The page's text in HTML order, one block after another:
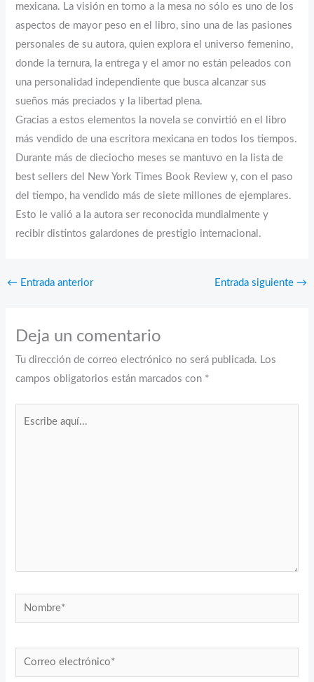
mexicana. La visión en torno a la mesa no sólo es uno de los
aspectos de mayor peso en el libro, sino una de las pasiones
personales de su autora, quien explora el universo femenino,
donde la ternura, la entrega y el amor no están peleados con
una personalidad independiente que busca alcanzar sus
sueños más preciados y la libertad plena.
Gracias a estos elementos la novela se convirtió en el libro
más vendido de una escritora mexicana en todos los tiempos.
Durante más de dieciocho meses se mantuvo en la lista de
best sellers del New York Times Book Review y, con el paso
del tiempo, ha vendido más de siete millones de ejemplares.
Esto le valió a la autora ser reconocida mundialmente y
recibir distintos galardones de prestigio internacional.
← Entrada anterior Entrada siguiente →
Deja un comentario
Tu dirección de correo electrónico no será publicada. Los
campos obligatorios están marcados con *
Nombre*
Correo
electrónico*